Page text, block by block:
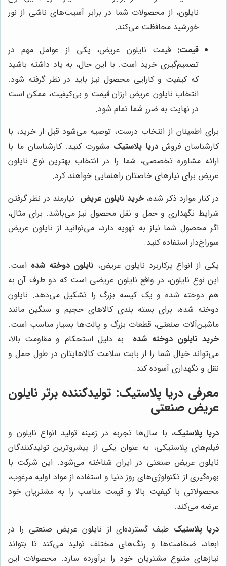
نایلون، از محصولات شما در برابر آسیب‌های ناشی از نور
خورشید محافظت می‌کند.
قیمت: قیمت نایلون عریض، یکی از عوامل مهم در
تصمیم‌گیری خرید است. با این حال، به یاد داشته باشید
که کیفیت و کارایی محصول نیز باید در نظر گرفته شود.
انتخاب نایلون عریض ارزان قیمت و بی‌کیفیت، ممکن است
در نهایت به ضرر شما تمام شود.
برای اطمینان از انتخاب درست، توصیه می‌شود قبل از خرید، با
کارشناسان فروشدریا پلاستیک مشورت کنید. کارشناسان ما با
ارائه مشاوره تخصصی، شما را در انتخاب بهترین نوع نایلون
عریض برای نیازهای خاصتان راهنمایی خواهند کرد.
در کنار موارد ذکر شده،خرید نایلون عریض نیازمند در نظر گرفتن
شرایط نگهداری و حمل و نقل محصول نیز می‌باشد. برای مثال،
اگر محصول شما نیاز به تهویه دارد، می‌توانید از نایلون عریض
سوراخ‌دار استفاده کنید.
یکی از انواع پرکاربرد نایلون عریض، نایلون دوخته شده است.
این نوع نایلون، در واقع نایلون عریضی است که دو طرف آن به
هم دوخته شده و یک کیسه بزرگ را تشکیل می‌دهد. نایلون
دوخته شده، برای بسته بندی کالاهای حجیم و سنگین مانند
ماشین‌آلات صنعتی، قطعات بزرگ و پالت‌ها بسیار مناسب است.
خرید نایلون دوخته شده
به دلیل استحکام و مقاومت بالا،
می‌تواند خیال شما را از بابت سلامت کالاهایتان در طول حمل و
نقل و نگهداری آسوده کند.
معرفی دریا پلاستیک: تولیدکننده برتر نایلون
عریض صنعتی
دریا پلاستیک، با سال‌ها تجربه در زمینه تولید انواع نایلون و
فیلم‌های پلاستیکی، به عنوان یکی از پیشروترین تولیدکنندگان
نایلون عریض صنعتی در ایران شناخته می‌شود. این شرکت با
بهره‌گیری از تکنولوژی‌های روز دنیا و استفاده از مواد اولیه مرغوب،
محصولاتی با کیفیت بالا و قیمت مناسب را به مشتریان خود
عرضه می‌کند.
دریا پلاستیک طیف گسترده‌ای از نایلون عریض صنعتی را در
ابعاد، ضخامت‌ها و رنگ‌های مختلف تولید می‌کند تا بتواند
نیازهای متنوع مشتریان خود را برآورده سازد. محصولات این